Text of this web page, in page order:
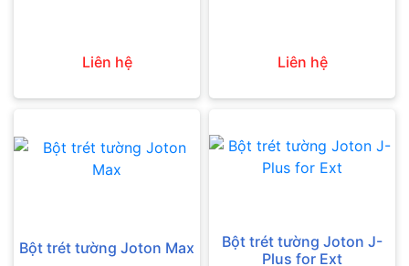
Liên hệ Liên hệ
Bột trét tường Joton Max
Bột trét tường Joton J-
Plus for Ext